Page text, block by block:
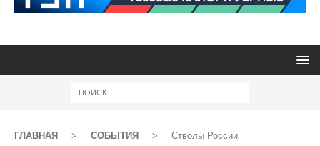
ГЛАВНАЯ > СОБЫТИЯ > Стволы России